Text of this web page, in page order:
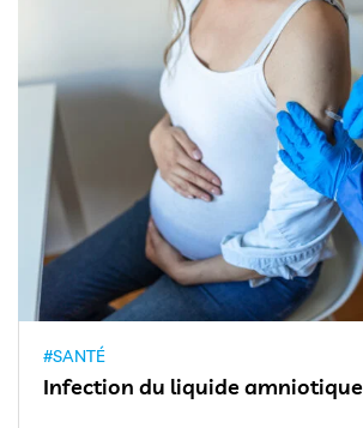
#SANTÉ
Infection du liquide amniotique